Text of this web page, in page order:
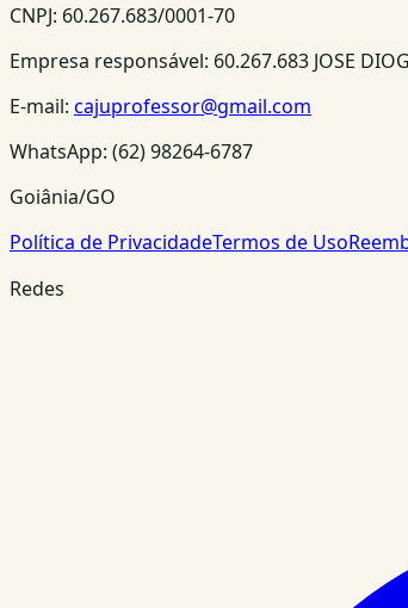
CNPJ: 60.267.683/0001-70
Empresa responsável: 60.267.683 JOSE
E-mail: cajuprofessor@gmail.com
WhatsApp: (62) 98264-6787
Goiânia/GO
Política de PrivacidadeTermos de Uso
Redes